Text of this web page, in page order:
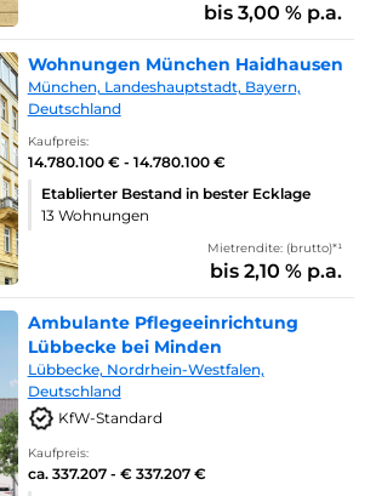
bis 3,00 % p.a.
Wohnungen München Haidhausen
München, Landeshauptstadt, Bayern,
Deutschland
Kaufpreis:
14.780.100 € - 14.780.100 €
Etablierter Bestand in bester Ecklage
13 Wohnungen
Mietrendite: (brutto)*¹
bis 2,10 % p.a.
Ambulante Pflegeeinrichtung
Lübbecke bei Minden
Lübbecke, Nordrhein-Westfalen,
Deutschland
KfW-Standard
Kaufpreis:
ca. 337.207 - € 337.207 €